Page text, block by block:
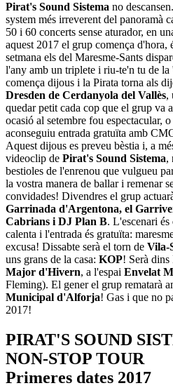
Pirat's Sound Sistema no
system més irreverent del panoramà
50 i 60 concerts sense aturador, en
aquest 2017 el grup comença d'hora,
setmana els del Maresme-Sants
l'any amb un triplete i riu-te'n tu de la
comença dijous i la Pirata torna als
Dresden de Cerdanyola del Vallès,
quedar petit cada cop que el grup va
ocasió al setembre fou espectacular,
aconseguiu entrada gratuïta amb
Aquest dijous es preveu bèstia i, a
videoclip de Pirat's Sound Sistema,
bestioles de l'enrenou que vulgueu
la vostra manera de ballar i remenar
convidades! Divendres el grup
Garrinada d'Argentona, el
Cabrians i DJ Plan B. L'escenari
calenta i l'entrada és gratuïta:
excusa! Dissabte serà el torn de Vila-
uns grans de la casa: KOP! Serà
Major d'Hivern, a l'espai Envelat
Fleming). El gener el grup rematarà
Municipal d'Alforja! Gas i que no
2017!
PIRAT'S SOUND
NON-STOP TOUR
Primeres dates 2017